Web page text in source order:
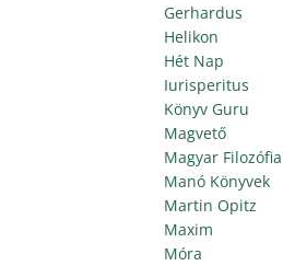
Gerhardus
Helikon
Hét Nap
Iurisperitus
Könyv Guru
Magvető
Magyar
Manó Könyvek
Martin Opitz
Maxim
Móra